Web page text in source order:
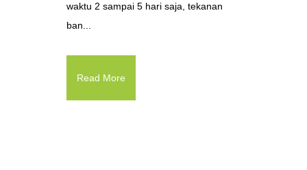
waktu 2 sampai 5 hari saja, tekanan
ban...
Read More